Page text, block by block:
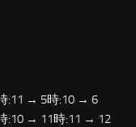
:11 → 5時:10 → 6
:10 → 11時:11 → 12